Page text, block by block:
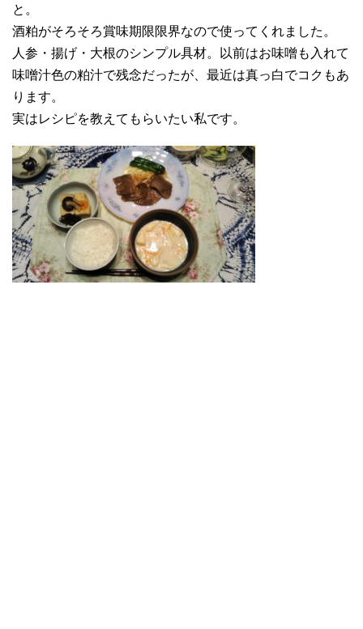
と。
酒粕がそろそろ賞味期限限界なので使ってくれました。
人参・揚げ・大根のシンプル具材。以前はお味噌も入れて
味噌汁色の粕汁で残念だったが、最近は真っ白でコクもあ
ります。
実はレシピを教えてもらいたい私です。